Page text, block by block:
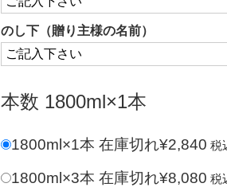
のし下（贈り主様の名前）
本数 1800ml×1本
1800ml×1本 在庫切れ¥2,840 税
1800ml×3本 在庫切れ¥8,080 税